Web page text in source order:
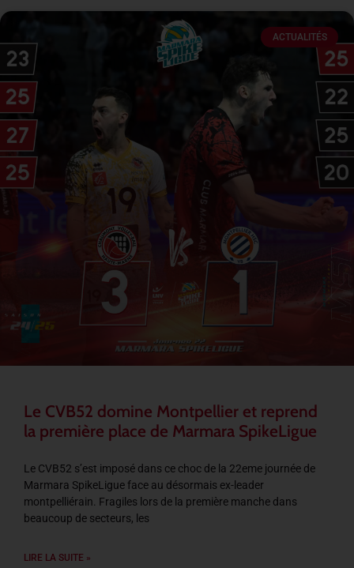
ACTUALITÉS
Le CVB52 domine Montpellier et reprend
la première place de Marmara SpikeLigue
Le CVB52 s’est imposé dans ce choc de la 22eme journée de
Marmara SpikeLigue face au désormais ex-leader
montpelliérain. Fragiles lors de la première manche dans
beaucoup de secteurs, les
LIRE LA SUITE »